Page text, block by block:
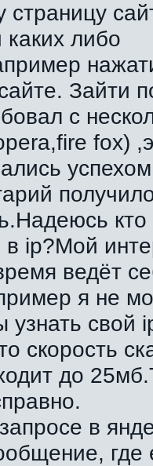
страницу
либо
Зайти
с
fox)
ip?Мой
ведёт
я не
узнать свой
скорость
до
в
где